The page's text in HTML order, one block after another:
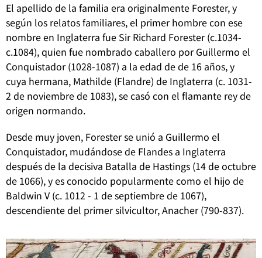
El apellido de la familia era originalmente Forester, y
según los relatos familiares, el primer hombre con ese
nombre en Inglaterra fue Sir Richard Forester (c.1034-
c.1084), quien fue nombrado caballero por Guillermo el
Conquistador (1028-1087) a la edad de de 16 años, y
cuya hermana, Mathilde (Flandre) de Inglaterra (c. 1031-
2 de noviembre de 1083), se casó con el flamante rey de
origen normando.
Desde muy joven, Forester se unió a Guillermo el
Conquistador, mudándose de Flandes a Inglaterra
después de la decisiva Batalla de Hastings (14 de octubre
de 1066), y es conocido popularmente como el hijo de
Baldwin V (c. 1012 - 1 de septiembre de 1067),
descendiente del primer silvicultor, Anacher (790-837).